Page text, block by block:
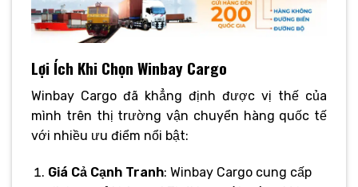
Lợi Ích Khi Chọn Winbay Cargo
Winbay Cargo đã khẳng định được vị thế của
mình trên thị trường vận chuyển hàng quốc tế
với nhiều ưu điểm nổi bật:
Giá Cả Cạnh Tranh: Winbay Cargo cung cấp